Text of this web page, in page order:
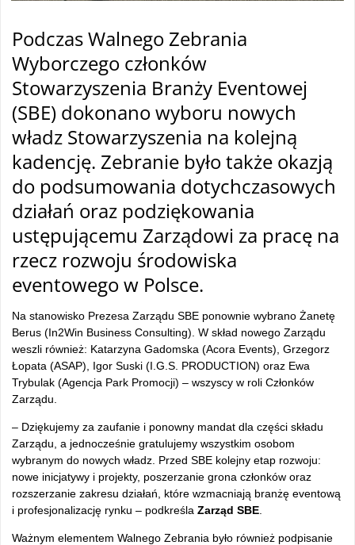
Podczas Walnego Zebrania
Wyborczego członków
Stowarzyszenia Branży Eventowej
(SBE) dokonano wyboru nowych
władz Stowarzyszenia na kolejną
kadencję. Zebranie było także okazją
do podsumowania dotychczasowych
działań oraz podziękowania
ustępującemu Zarządowi za pracę na
rzecz rozwoju środowiska
eventowego w Polsce.
Na stanowisko Prezesa Zarządu SBE ponownie wybrano Żanetę
Berus (In2Win Business Consulting). W skład nowego Zarządu
weszli również: Katarzyna Gadomska (Acora Events), Grzegorz
Łopata (ASAP), Igor Suski (I.G.S. PRODUCTION) oraz Ewa
Trybulak (Agencja Park Promocji) – wszyscy w roli Członków
Zarządu.
– Dziękujemy za zaufanie i ponowny mandat dla części składu
Zarządu, a jednocześnie gratulujemy wszystkim osobom
wybranym do nowych władz. Przed SBE kolejny etap rozwoju:
nowe inicjatywy i projekty, poszerzanie grona członków oraz
rozszerzanie zakresu działań, które wzmacniają branżę eventową
i profesjonalizację rynku – podkreśla Zarząd SBE
Ważnym elementem Walnego Zebrania było również podpisanie